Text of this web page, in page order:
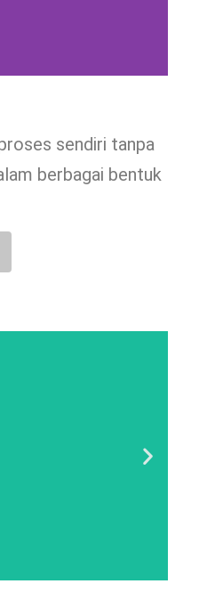
sendiri tanpa
berbagai bentuk